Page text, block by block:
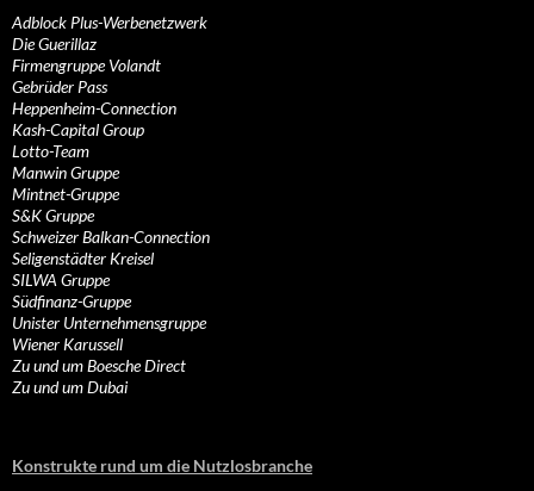
Adblock Plus-Werbenetzwerk
Die Guerillaz
Firmengruppe Volandt
Gebrüder Pass
Heppenheim-Connection
Kash-Capital Group
Lotto-Team
Manwin Gruppe
Mintnet-Gruppe
S&K Gruppe
Schweizer Balkan-Connection
Seligenstädter Kreisel
SILWA Gruppe
Südfinanz-Gruppe
Unister Unternehmensgruppe
Wiener Karussell
Zu und um Boesche Direct
Zu und um Dubai
Konstrukte rund um die Nutzlosbranche